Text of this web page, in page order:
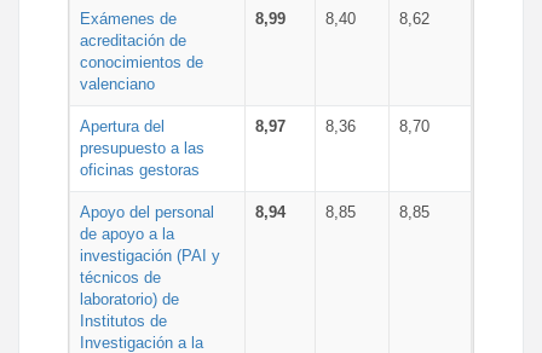
Exámenes de
acreditación de
conocimientos de
valenciano
8,99 8,40 8,62
Apertura del
presupuesto a las
oficinas gestoras
8,97 8,36 8,70
Apoyo del personal
de apoyo a la
investigación (PAI y
técnicos de
laboratorio) de
Institutos de
Investigación a la
8,94 8,85 8,85